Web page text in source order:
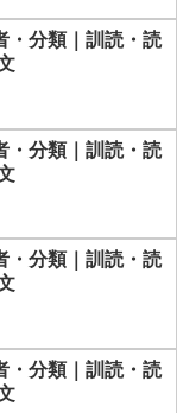
・分類｜訓読・読
・分類｜訓読・読
・分類｜訓読・読
・分類｜訓読・読